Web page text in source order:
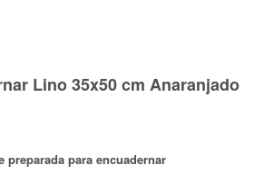
Lino 35x50 cm Anaranjado
preparada para encuadernar